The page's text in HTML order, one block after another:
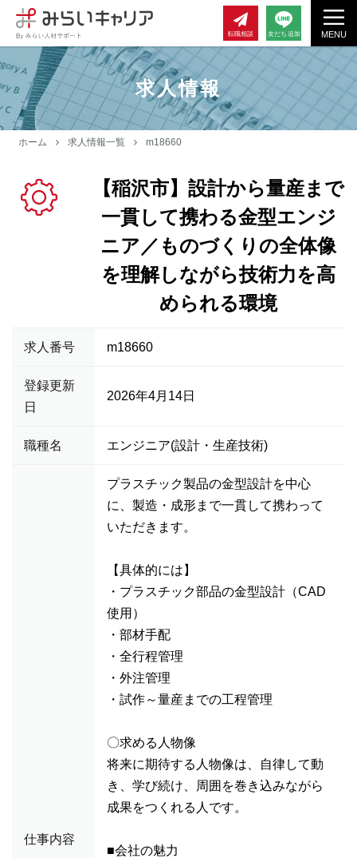
MENU
転職相談 友だち追加
求人情報
ホーム 求人情報一覧 m18660
【稲沢市】設計から量産まで
一貫して携わる金型エンジ
ニア／ものづくりの全体像
を理解しながら技術力を高
められる環境
求人番号 m18660
登録更新
日
2026年4月14日
職種名 エンジニア(設計・生産技術)
仕事内容
プラスチック製品の金型設計を中心
に、製造・成形まで一貫して携わって
いただきます。
【具体的には】
・プラスチック部品の金型設計（CAD
使用）
・部材手配
・全行程管理
・外注管理
・試作～量産までの工程管理
〇求める人物像
将来に期待する人物像は、自律して動
き、学び続け、周囲を巻き込みながら
成果をつくれる人です。
■会社の魅力